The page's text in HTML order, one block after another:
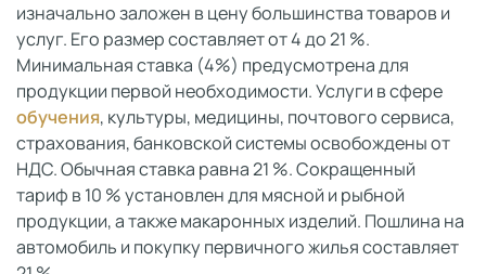
изначально заложен в цену большинства товаров и
услуг. Его размер составляет от 4 до 21 %.
Минимальная ставка (4%) предусмотрена для
продукции первой необходимости. Услуги в сфере
обучения, культуры, медицины, почтового сервиса,
страхования, банковской системы освобождены от
НДС. Обычная ставка равна 21 %. Сокращенный
тариф в 10 % установлен для мясной и рыбной
продукции, а также макаронных изделий. Пошлина на
автомобиль и покупку первичного жилья составляет